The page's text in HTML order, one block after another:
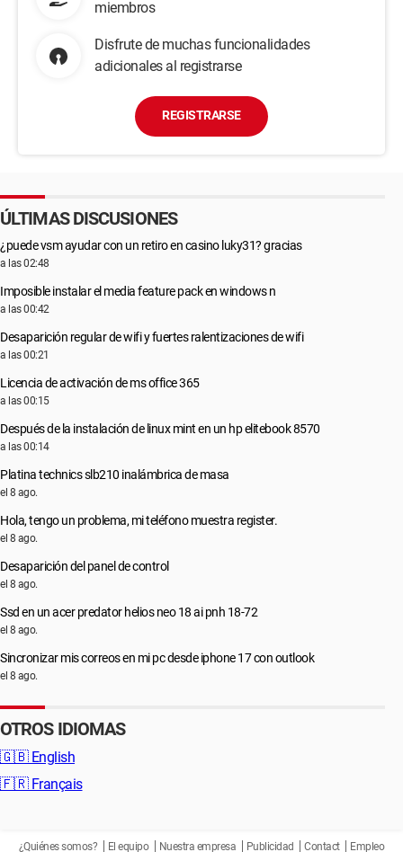
miembros
Disfrute de muchas funcionalidades
adicionales al registrarse
REGISTRARSE
ÚLTIMAS DISCUSIONES
¿puede vsm ayudar con un retiro en casino luky31? gracias
a las 02:48
Imposible instalar el media feature pack en windows n
a las 00:42
Desaparición regular de wifi y fuertes ralentizaciones de wifi
a las 00:21
Licencia de activación de ms office 365
a las 00:15
Después de la instalación de linux mint en un hp elitebook 8570
a las 00:14
Platina technics slb210 inalámbrica de masa
el 8 ago.
Hola, tengo un problema, mi teléfono muestra register.
el 8 ago.
Desaparición del panel de control
el 8 ago.
Ssd en un acer predator helios neo 18 ai pnh 18-72
el 8 ago.
Sincronizar mis correos en mi pc desde iphone 17 con outlook
el 8 ago.
OTROS IDIOMAS
🇬🇧 English
🇫🇷 Français
¿Quiénes somos? El equipo Nuestra empresa Publicidad Contact Empleo